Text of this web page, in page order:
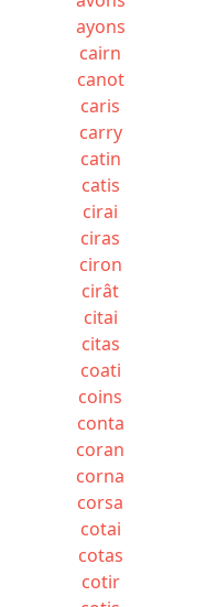
ayons
cairn
canot
caris
carry
catin
catis
cirai
ciras
ciron
cirât
citai
citas
coati
coins
conta
coran
corna
corsa
cotai
cotas
cotir